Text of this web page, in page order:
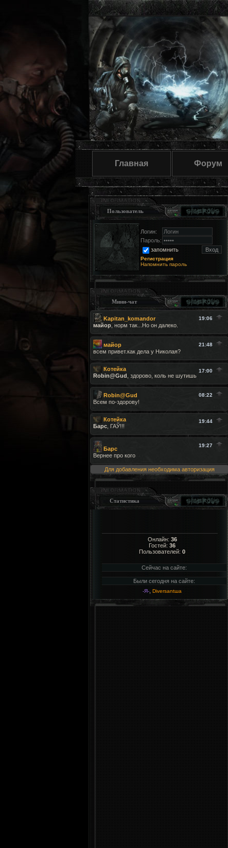
Главная Форум
Пользователь
Логин:
Пароль:
запомнить
Регистрация
Напомнить пароль
Мини-чат
Для добавления необходима авторизация
Статистика
Онлайн: 36
Гостей: 36
Пользователей: 0
Сейчас на сайте:
Были сегодня на сайте:
-Я- Diversantша